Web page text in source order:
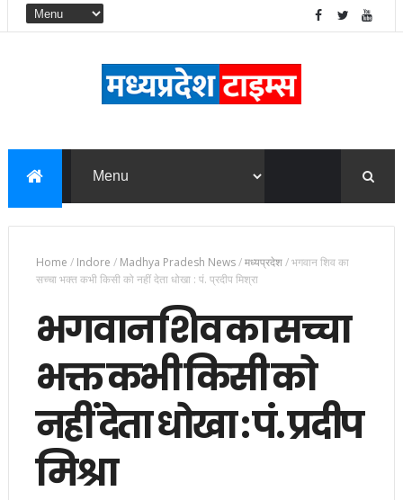
Home / Indore / Madhya Pradesh News/मध्यप्रदेश/भगवान शिव का
सच्चा भक्त कभी किसी को नहीं देता धोखा : पं. प्रदीप मिश्रा
भगवान शिव का सच्चा
भक्त कभी किसी को
नहीं देता धोखा : पं. प्रदीप
मिश्रा